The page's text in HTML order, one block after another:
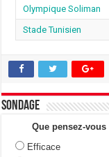
Olympique Soliman
Stade Tunisien
Sondage
Que pensez-
Efficace